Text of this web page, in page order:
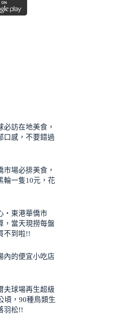
訪在地美食，
口感，不要錯過
場必排美食，
輪一隻10元，花
‧東港華僑市
，當天現撈每盤
不到啦!!
內的便宜小吃店
夫球場再生超級
頃，90種鳥類生
羽松!!